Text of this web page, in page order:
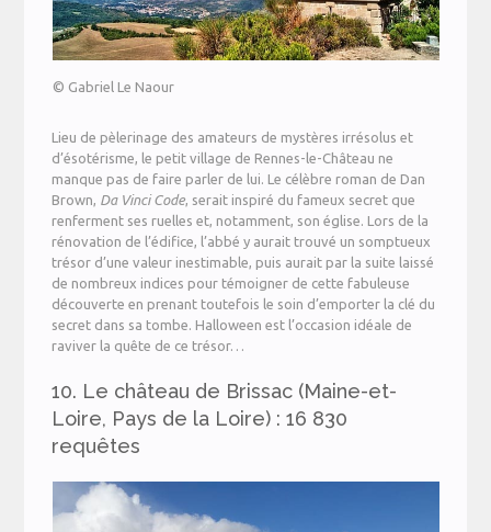
© Gabriel Le Naour
Lieu de pèlerinage des amateurs de mystères irrésolus et
d’ésotérisme, le petit village de Rennes-le-Château ne
manque pas de faire parler de lui. Le célèbre roman de Dan
Brown, Da Vinci Code, serait inspiré du fameux secret que
renferment ses ruelles et, notamment, son église. Lors de la
rénovation de l’édifice, l’abbé y aurait trouvé un somptueux
trésor d’une valeur inestimable, puis aurait par la suite laissé
de nombreux indices pour témoigner de cette fabuleuse
découverte en prenant toutefois le soin d’emporter la clé du
secret dans sa tombe. Halloween est l’occasion idéale de
raviver la quête de ce trésor…
10. Le château de Brissac (Maine-et-
Loire, Pays de la Loire) : 16 830
requêtes